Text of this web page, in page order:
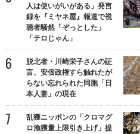
人は使いがいがある」発言
録を『ミヤネ屋』報道で視
聴者騒然「ぞっとした」
「テロじゃん」
脱北者・川崎栄子さんの証
言、安倍政権すら触れたが
らない忘れられた同胞「日
本人妻」の現在
乱獲ニッポンの「クロマグ
ロ漁獲量上限引き上げ」提